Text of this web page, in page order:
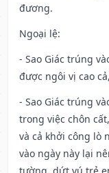
đương.
Ngoại lệ:
- Sao Giác trúng
được ngôi vị cao
- Sao Giác trúng
trong việc chôn
và cả khởi công lò
vào ngày này lại